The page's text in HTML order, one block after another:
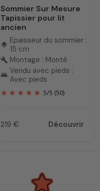
Sommier Sur Mesure
Tapissier pour lit
ancien
layers Epaisseur du sommier :
15 cm
build Montage : Monté
king_bed Vendu avec pieds :
Avec pieds
5/5 (50)
Prix
219 € Découvrir